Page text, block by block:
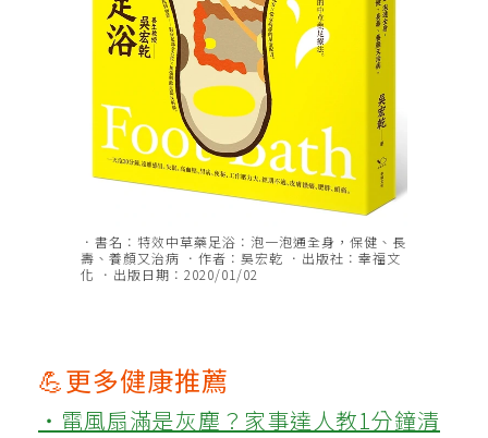
．書名：特效中草藥足浴：泡一泡通全身，保健、長
壽、養顏又治病 ．作者：吳宏乾 ．出版社：幸福文
化 ．出版日期：2020/01/02
💪更多健康推薦
‧電風扇滿是灰塵？家事達人教1分鐘清